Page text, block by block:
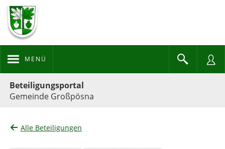
MENÜ
Beteiligungsportal
Gemeinde Großpösna
Alle Beteiligungen